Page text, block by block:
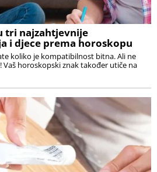
tri najzahtjevnije
i djece prema horoskopu
koliko je kompatibilnost bitna. Ali ne
horoskopski znak također utiče na